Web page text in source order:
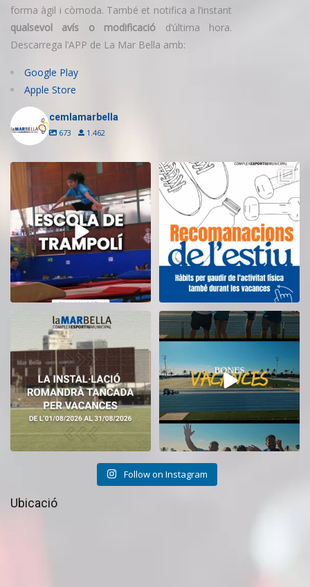
forma àgil i còmoda. També et notifica a l’instant
qualsevol avís o modificació d’última hora.
Descarrega l’APP de La Mar Bella amb:
Google Play
Apple Store
cemlamarbella
673 1.462
Inscriu-te a l’Escola de Trampolí
del CEM
9 0
Aquest estiu, continua movent-te
i cuidant-te! ...
5 0
El CEM La Mar Bella romandrà
tancat durant el...
11
Tanquem una nova temporada al
CEM La Mar Bella. ...
Follow on Instagram
Ubicació